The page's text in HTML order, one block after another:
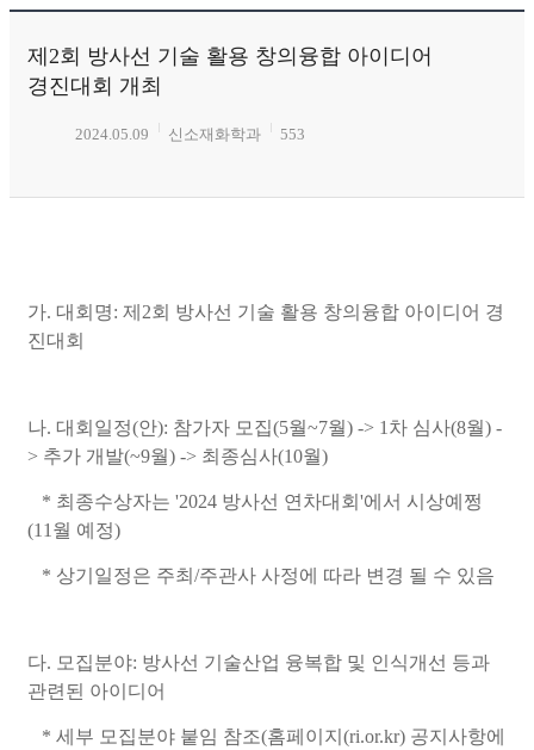
제2회 방사선 기술 활용 창의융합 아이디어
경진대회 개최
2024.05.09 신소재화학과 553
가. 대회명: 제2회 방사선 기술 활용 창의융합 아이디어 경
진대회
나. 대회일정(안): 참가자 모집(5월~7월) -> 1차 심사(8월) -
> 추가 개발(~9월) -> 최종심사(10월)
* 최종수상자는 '2024 방사선 연차대회'에서 시상예쩡
(11월 예정)
* 상기일정은 주최/주관사 사정에 따라 변경 될 수 있음
다. 모집분야: 방사선 기술산업 융복합 및 인식개선 등과
관련된 아이디어
* 세부 모집분야 붙임 참조(홈페이지(ri.or.kr) 공지사항에